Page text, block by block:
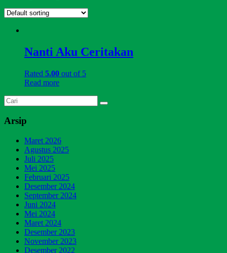
Nanti Aku Ceritakan
Rated 5.00 out of 5
Read more
Arsip
Maret 2026
Agustus 2025
Juli 2025
Mei 2025
Februari 2025
Desember 2024
September 2024
Juni 2024
Mei 2024
Maret 2024
Desember 2023
November 2023
Desember 2022